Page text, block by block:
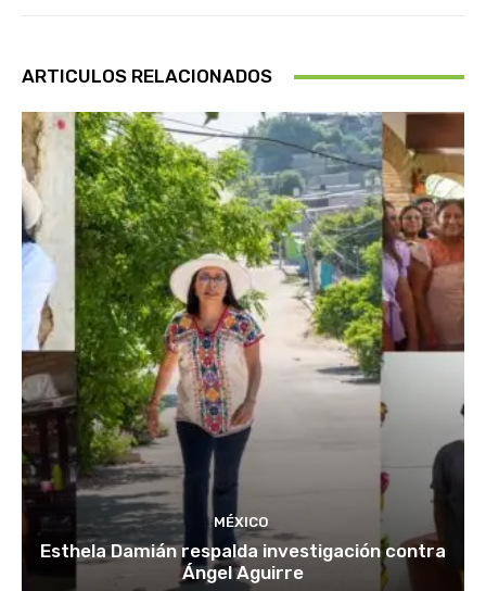
ARTICULOS RELACIONADOS
MÉXICO
Esthela Damián respalda investigación contra
Ángel Aguirre